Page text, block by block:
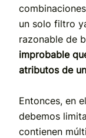
un solo filtro
razonable de
improbable
atributos de
Entonces, en
debemos
contienen